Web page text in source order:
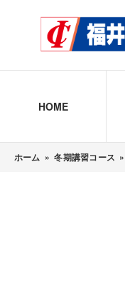
HOME
ホーム » 冬期講習コース »